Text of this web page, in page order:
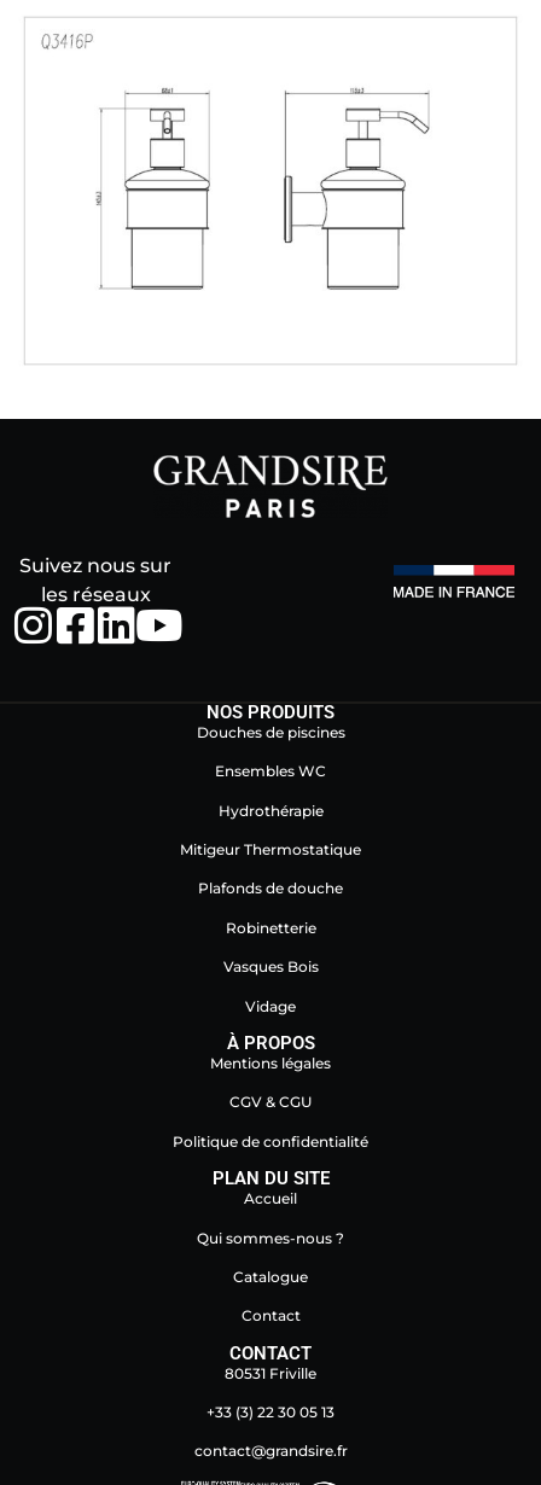
Suivez nous sur
les réseaux
NOS PRODUITS
Douches de piscines
Ensembles WC
Hydrothérapie
Mitigeur Thermostatique
Plafonds de douche
Robinetterie
Vasques Bois
Vidage
À PROPOS
Mentions légales
CGV & CGU
Politique de confidentialité
PLAN DU SITE
Accueil
Qui sommes-nous ?
Catalogue
Contact
CONTACT
80531 Friville
+33 (3) 22 30 05 13
contact@grandsire.fr